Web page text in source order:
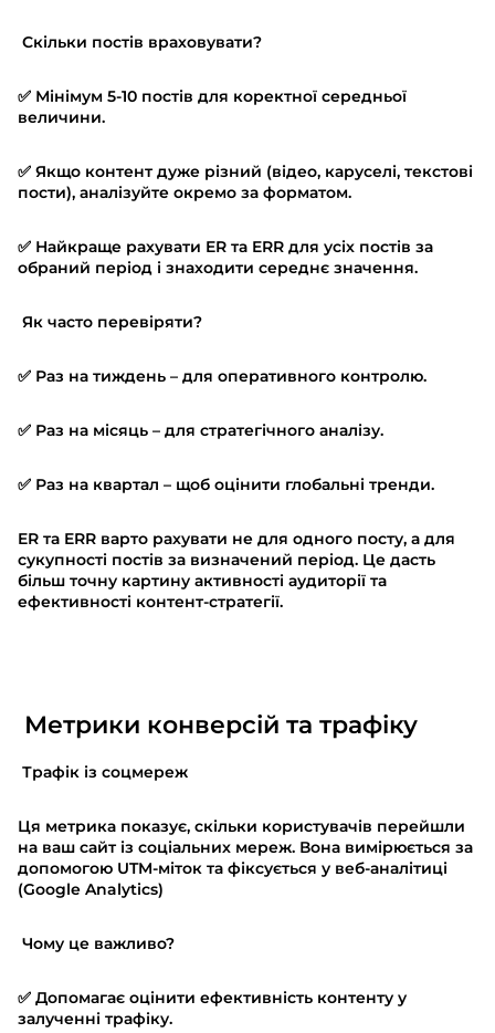
Скільки постів враховувати?
✅ Мінімум 5-10 постів для коректної середньої
величини.
✅ Якщо контент дуже різний (відео, каруселі, текстові
пости), аналізуйте окремо за форматом.
✅ Найкраще рахувати ER та ERR для усіх постів за
обраний період і знаходити середнє значення.
Як часто перевіряти?
✅ Раз на тиждень – для оперативного контролю.
✅ Раз на місяць – для стратегічного аналізу.
✅ Раз на квартал – щоб оцінити глобальні тренди.
ER та ERR варто рахувати не для одного посту, а для
сукупності постів за визначений період. Це дасть
більш точну картину активності аудиторії та
ефективності контент-стратегії.
Метрики конверсій та трафіку
Трафік із соцмереж
Ця метрика показує, скільки користувачів перейшли
на ваш сайт із соціальних мереж. Вона вимірюється за
допомогою UTM-міток та фіксується у веб-аналітиці
(Google Analytics)
Чому це важливо?
✅ Допомагає оцінити ефективність контенту у
залученні трафіку.